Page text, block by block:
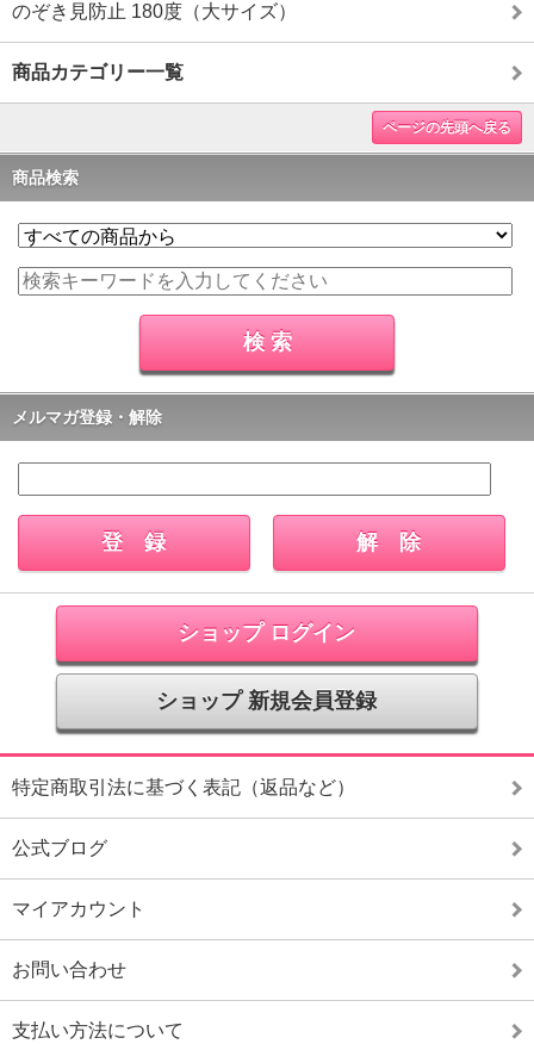
のぞき見防止 180度（大サイズ）
商品カテゴリー一覧
ページの先頭へ戻る
商品検索
メルマガ登録・解除
ショップ ログイン
ショップ 新規会員登録
特定商取引法に基づく表記（返品など）
公式ブログ
マイアカウント
お問い合わせ
支払い方法について